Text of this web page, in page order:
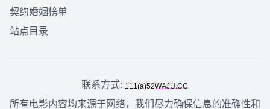
契约婚姻榜单
站点目录
联系方式:
所有电影内容均来源于网络，我们尽力确保信息的准确性和